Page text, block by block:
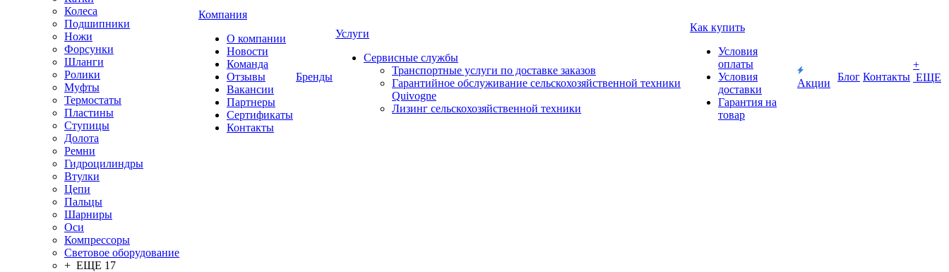
Колеса
Подшипники
Ножи
Форсунки
Шланги
Ролики
Муфты
Термостаты
Пластины
Ступицы
Долота
Ремни
Гидроцилиндры
Втулки
Цепи
Пальцы
Шарниры
Оси
Компрессоры
Световое оборудование
+ ЕЩЕ 17
Компания
О компании
Новости
Команда
Отзывы
Вакансии
Партнеры
Сертификаты
Контакты
Бренды
Услуги
Сервисные службы
Транспортные услуги по доставке заказов
Гарантийное обслуживание сельскохозяйственной техники
Quivogne
Лизинг сельскохозяйственной техники
Как купить
Условия
оплаты
Условия
доставки
Гарантия на
товар
Акции
Блог Контакты
+
ЕЩЕ